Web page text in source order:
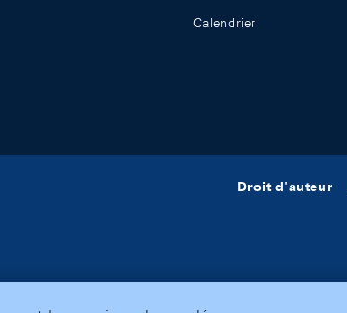
Calendrier
Droit d'auteur